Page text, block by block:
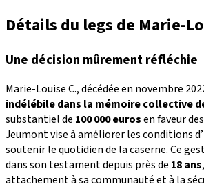
Détails du legs de Marie-
Une décision mûrement réfléchie
Marie-Louise C., décédée en novembre
indélébile dans la mémoire collective
substantiel de 100 000 eurosen faveur
Jeumont vise à améliorer les conditions
soutenir le quotidien de la caserne. Ce
dans son testament depuis près de 18 ans
attachement à sa communauté et à la